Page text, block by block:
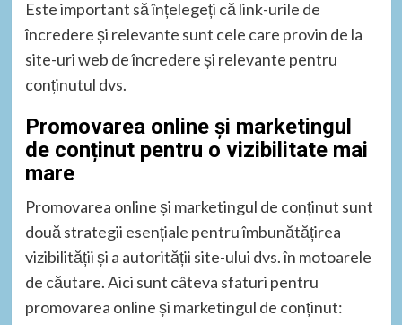
Este important să înțelegeți că link-urile de
încredere și relevante sunt cele care provin de la
site-uri web de încredere și relevante pentru
conținutul dvs.
Promovarea online și marketingul
de conținut pentru o vizibilitate mai
mare
Promovarea online și marketingul de conținut sunt
două strategii esențiale pentru îmbunătățirea
vizibilității și a autorității site-ului dvs. în motoarele
de căutare. Aici sunt câteva sfaturi pentru
promovarea online și marketingul de conținut: